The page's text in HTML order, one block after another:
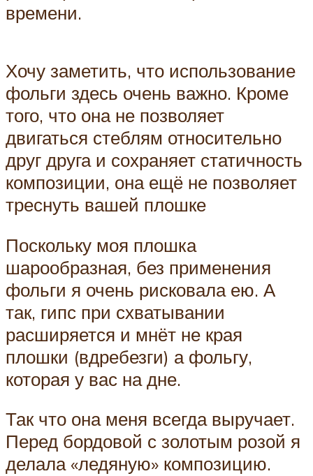
времени.
Хочу заметить, что использование
фольги здесь очень важно. Кроме
того, что она не позволяет
двигаться стеблям относительно
друг друга и сохраняет статичность
композиции, она ещё не позволяет
треснуть вашей плошке
Поскольку моя плошка
шарообразная, без применения
фольги я очень рисковала ею. А
так, гипс при схватывании
расширяется и мнёт не края
плошки (вдребезги) а фольгу,
которая у вас на дне.
Так что она меня всегда выручает.
Перед бордовой с золотым розой я
делала «ледяную» композицию.